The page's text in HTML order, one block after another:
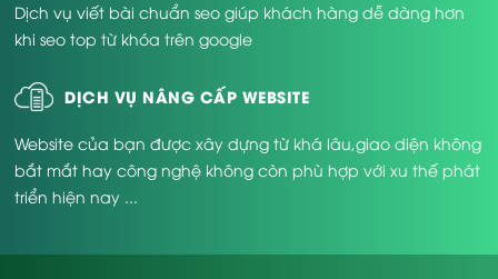
Dịch vụ viết bài chuẩn seo giúp khách hàng dễ dàng hơn
khi seo top từ khóa trên google
DỊCH VỤ NÂNG CẤP WEBSITE
Website của bạn được xây dựng từ khá lâu,giao diện không
bắt mắt hay công nghệ không còn phù hợp với xu thế phát
triển hiện nay ...